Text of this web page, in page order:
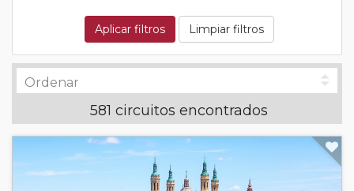
Aplicar filtros Limpiar filtros
581 circuitos encontrados